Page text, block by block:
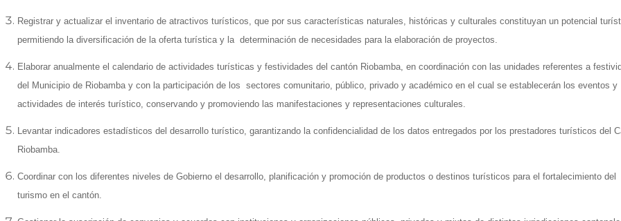
Registrar y actualizar el inventario de atractivos turísticos, que por sus características naturales, históricas y culturales constituyan un potencial
permitiendo la diversificación de la oferta turística y la determinación de necesidades para la elaboración de proyectos.
Elaborar anualmente el calendario de actividades turísticas y festividades del cantón Riobamba, en coordinación con las unidades referentes a
del Municipio de Riobamba y con la participación de los sectores comunitario, público, privado y académico en el cual se establecerán los eventos y
actividades de interés turístico, conservando y promoviendo las manifestaciones y representaciones culturales.
Levantar indicadores estadísticos del desarrollo turístico, garantizando la confidencialidad de los datos entregados por los prestadores turísticos del
Riobamba.
Coordinar con los diferentes niveles de Gobierno el desarrollo, planificación y promoción de productos o destinos turísticos para el fortalecimiento del
turismo en el cantón.